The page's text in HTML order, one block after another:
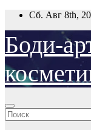
Перейти
содержимому
Сб. Авг 8th,
Боди-